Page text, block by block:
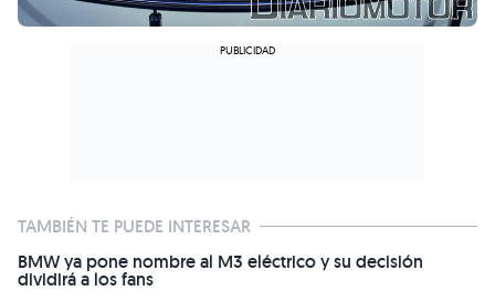
TAMBIÉN TE PUEDE INTERESAR
BMW ya pone nombre al M3 eléctrico y su decisión
dividirá a los fans